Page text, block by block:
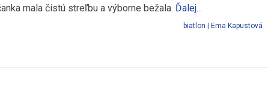
mala čistú streľbu a výborne bežala. Ďalej...
biatlon Ema Kapustová